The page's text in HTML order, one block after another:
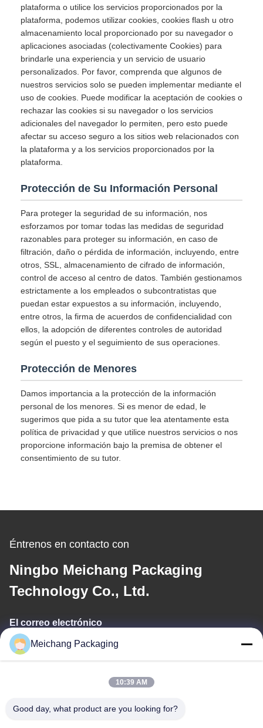
plataforma o utilice los servicios proporcionados por la
plataforma, podemos utilizar cookies, cookies flash u otro
almacenamiento local proporcionado por su navegador o
aplicaciones asociadas (colectivamente Cookies) para
brindarle una experiencia y un servicio de usuario
personalizados. Por favor, comprenda que algunos de
nuestros servicios solo se pueden implementar mediante el
uso de cookies. Puede modificar la aceptación de cookies o
rechazar las cookies si su navegador o los servicios
adicionales del navegador lo permiten, pero esto puede
afectar su acceso seguro a los sitios web relacionados con
la plataforma y a los servicios proporcionados por la
plataforma.
Protección de Su Información Personal
Para proteger la seguridad de su información, nos
esforzamos por tomar todas las medidas de seguridad
razonables para proteger su información, en caso de
filtración, daño o pérdida de información, incluyendo, entre
otros, SSL, almacenamiento de cifrado de información,
control de acceso al centro de datos. También gestionamos
estrictamente a los empleados o subcontratistas que
puedan estar expuestos a su información, incluyendo,
entre otros, la firma de acuerdos de confidencialidad con
ellos, la adopción de diferentes controles de autoridad
según el puesto y el seguimiento de sus operaciones.
Protección de Menores
Damos importancia a la protección de la información
personal de los menores. Si es menor de edad, le
sugerimos que pida a su tutor que lea atentamente esta
política de privacidad y que utilice nuestros servicios o nos
proporcione información bajo la premisa de obtener el
consentimiento de su tutor.
Éntrenos en contacto con
Ningbo Meichang Packaging
Technology Co., Ltd.
El correo electrónico
meichang1@mcpackaging.cn
DIRECCIÓN
Meichang Packaging
10:39 AM
Good day, what product are you looking for?